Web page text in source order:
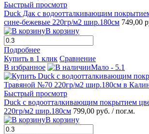
Быстрый просмотр
Duck Дак с водоотталкивающим
сине-бежевые 220гр/м2 шир.180см 749,00
В корзину
Подробнее
Купить в 1 клик Сравнение
В избранное
Мало - 5.1
Быстрый просмотр
Duck с водоотталкивающим покрытием
220гр/м2 шир.180см 799,00 руб. / пог.м.
В корзину